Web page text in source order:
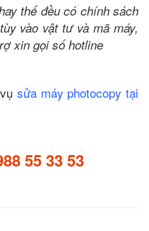
thế đều có chính sách
vào vật tư và mã máy,
xin gọi số hotline
vụsửa máy photocopy tại
55 33 53